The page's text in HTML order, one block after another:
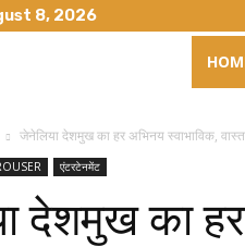
8, 2026
जेनेलिया देशमुख का हर अभिनय स्वाभाविक,
एंटरटेनमेंट
देशमुख का